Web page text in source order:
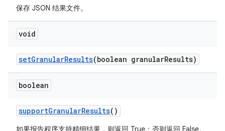
保存 JSON 结果文件。
void
setGranularResults(boolean granularResults)
boolean
supportGranularResults()
如果报告程序支持精细结果，则返回 True；否则返回 False。